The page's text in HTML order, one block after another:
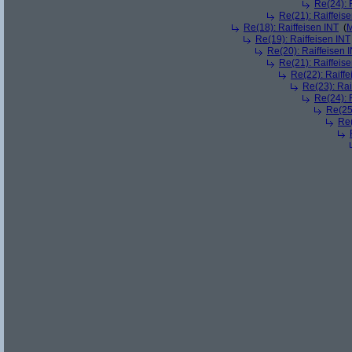
Re(24):
Re(21):
Re(18): Raiffeisen INT (
Re(19): Raiffeisen INT
Re(20): Raiffeisen
Re(21):
Re(22):
Re(23):
Re(24):